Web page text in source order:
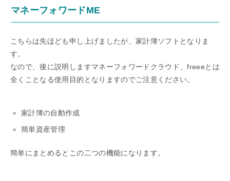
マネーフォワードME
こちらは先ほども申し上げましたが、家計簿ソフトとなりま
す。
なので、後に説明しますマネーフォワードクラウド、freeeとは
全くことなる使用目的となりますのでご注意ください。
家計簿の自動作成
簡単資産管理
簡単にまとめるとこの二つの機能になります。